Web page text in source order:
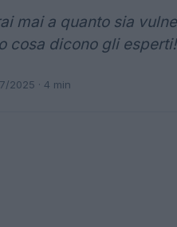
mai a quanto sia
cosa dicono gli esperti!
2025 · 4 min